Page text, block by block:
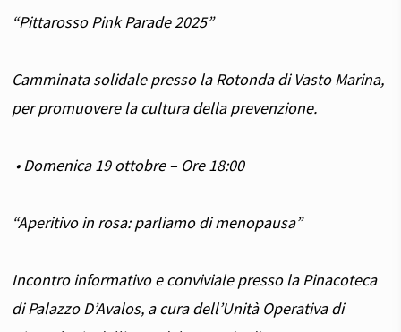
“Pittarosso Pink Parade 2025”
Camminata solidale presso la Rotonda di Vasto Marina,
per promuovere la cultura della prevenzione.
• Domenica 19 ottobre – Ore 18:00
“Aperitivo in rosa: parliamo di menopausa”
Incontro informativo e conviviale presso la Pinacoteca
di Palazzo D’Avalos, a cura dell’Unità Operativa di